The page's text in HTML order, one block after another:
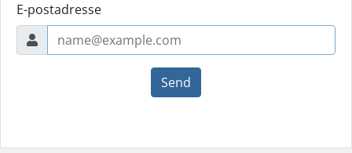
E-postadresse
Send